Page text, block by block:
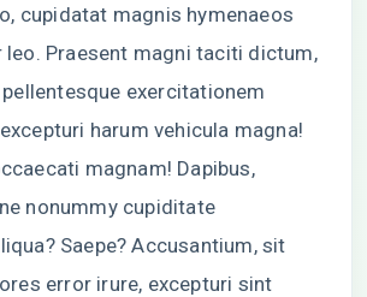
cupidatat magnis hymenaeos
leo. Praesent magni taciti dictum,
exercitationem
harum vehicula magna!
magnam! Dapibus,
nonummy cupiditate
Saepe? Accusantium, sit
error irure, excepturi sint